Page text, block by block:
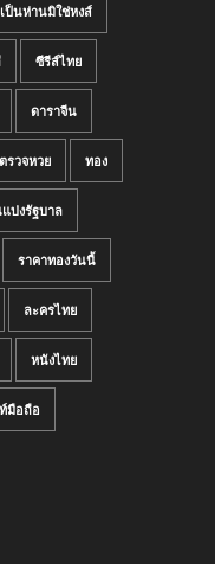
ป็นห่านมิใช่หงส์
ซีรีส์ไทย
ดาราจีน
ตรวจหวย ทอง
บ่งรัฐบาล
ราคาทองวันนี้
ละครไทย
หนังไทย
มือถือ